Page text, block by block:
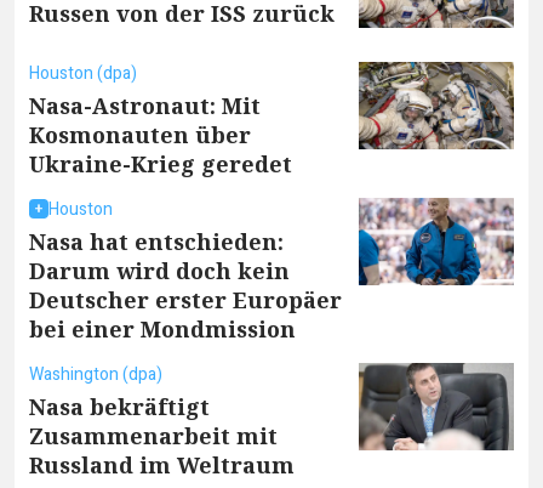
Russen von der ISS zurück
Houston (dpa)
Nasa-Astronaut: Mit
Kosmonauten über
Ukraine-Krieg geredet
Houston
Nasa hat entschieden:
Darum wird doch kein
Deutscher erster Europäer
bei einer Mondmission
Washington (dpa)
Nasa bekräftigt
Zusammenarbeit mit
Russland im Weltraum